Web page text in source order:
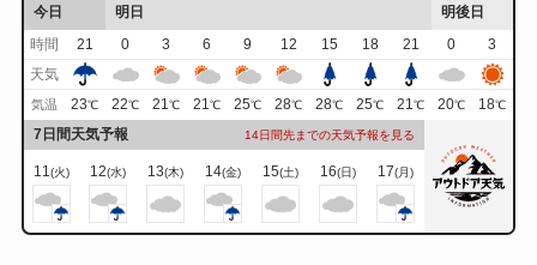
今日 明日
明後日
時間
21 0 3 6 9 12 15 18 21 0
3
天気
気温 23℃ 22℃ 21℃ 21℃ 25℃ 28℃ 28℃ 25℃ 21℃ 20℃ 18℃
7日間天気予報 14日間先までの天気予報を見る
11(火) 12(水) 13(木) 14(金) 15(土) 16(日) 17(月)